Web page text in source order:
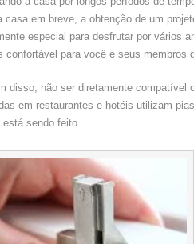
casa em breve, a obtenção de um
especial para desfrutar por vários
confortável para você e seus
disso, não ser diretamente
em restaurantes e hotéis utilizam
está sendo feito.